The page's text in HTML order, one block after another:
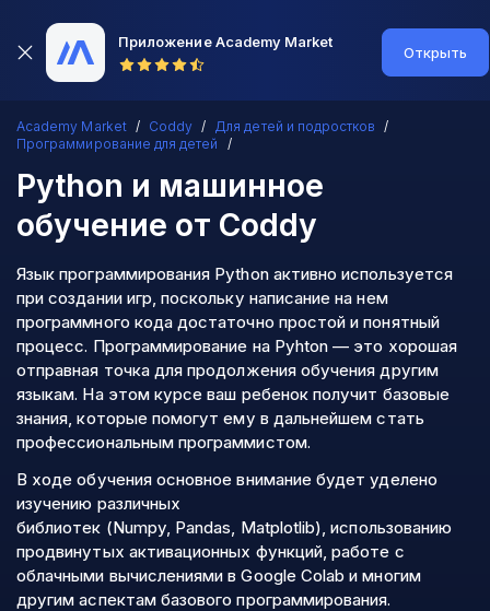
Приложение Academy Market
Открыть
Academy Market Coddy
Для детей и подростков
Программирование для детей
Python и машинное
обучение от Coddy
Язык программирования Python активно используется
при создании игр, поскольку написание на нем
программного кода достаточно простой и понятный
процесс. Программирование на Pyhton — это хорошая
отправная точка для продолжения обучения другим
языкам. На этом курсе ваш ребенок получит базовые
знания, которые помогут ему в дальнейшем стать
профессиональным программистом.
В ходе обучения основное внимание будет уделено
изучению различных
библиотек (Numpy, Pandas, Matplotlib), использованию
продвинутых активационных функций, работе с
облачными вычислениями в Google Colab и многим
другим аспектам базового программирования.